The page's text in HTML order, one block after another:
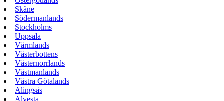
Skåne
Södermanlands
Stockholms
Uppsala
Värmlands
Västerbottens
Västernorrlands
Västmanlands
Västra Götalands
Alingsås
Alvesta